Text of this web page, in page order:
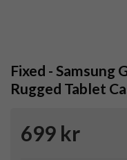
Fixed - Samsung
Rugged Tablet
699 kr